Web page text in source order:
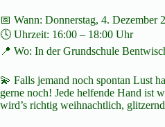
📅 Wann: Donnerstag, 4. Dezember
🕓 Uhrzeit: 16:00 – 18:00 Uhr
📍 Wo: In der Grundschule
💫 Falls jemand noch spontan Lust
gerne noch! Jede helfende Hand ist
wird’s richtig weihnachtlich,